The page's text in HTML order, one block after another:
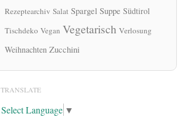
Rezeptearchiv Salat Spargel Suppe Südtirol
Tischdeko Vegan Vegetarisch Verlosung
Weihnachten Zucchini
TRANSLATE
Select Language ▼